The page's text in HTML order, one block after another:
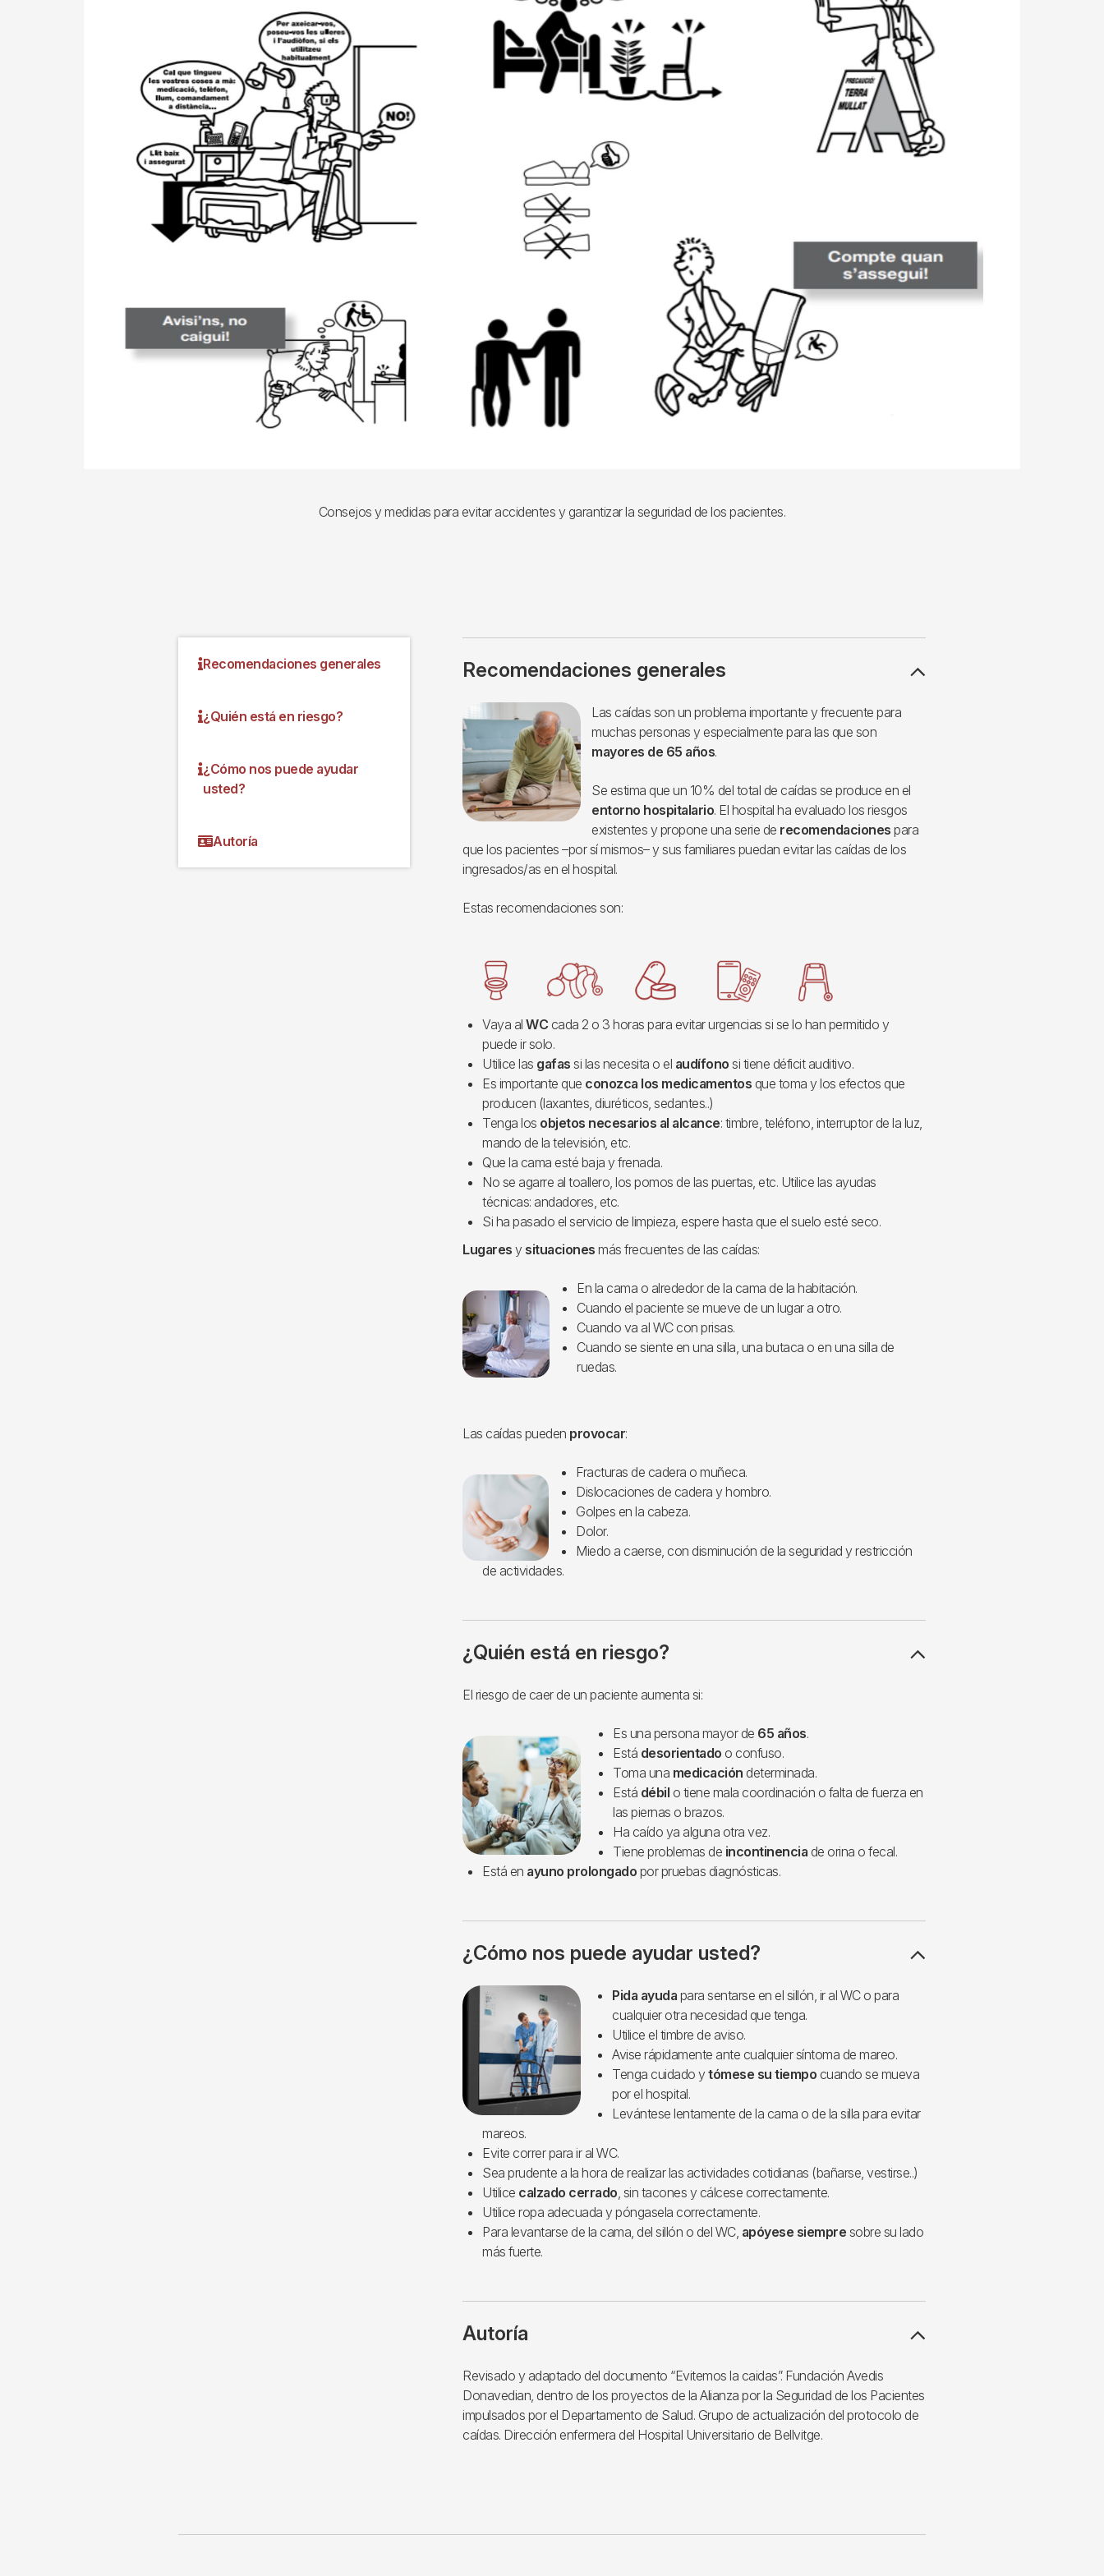
Consejos y medidas para evitar accidentes y garantizar la seguridad de los pacientes.
Recomendaciones generales
¿Quién está en riesgo?
¿Cómo nos puede ayudar
usted?
Autoría
Recomendaciones generales
Imagen
Las caídas son un problema importante y frecuente para
muchas personas y especialmente para las que son
mayores de 65 años.
Se estima que un 10% del total de caídas se produce en el
entorno hospitalario. El hospital ha evaluado los riesgos
existentes y propone una serie de recomendaciones para
que los pacientes –por sí mismos– y sus familiares puedan evitar las caídas de los
ingresados/as en el hospital.
Estas recomendaciones son:
Imagen
Vaya al WC cada 2 o 3 horas para evitar urgencias si se lo han permitido y
puede ir solo.
Utilice las gafas si las necesita o el audífono si tiene déficit auditivo.
Es importante que conozca los medicamentos que toma y los efectos que
producen (laxantes, diuréticos, sedantes..)
Tenga los objetos necesarios al alcance: timbre, teléfono, interruptor de la luz,
mando de la televisión, etc.
Que la cama esté baja y frenada.
No se agarre al toallero, los pomos de las puertas, etc. Utilice las ayudas
técnicas: andadores, etc.
Si ha pasado el servicio de limpieza, espere hasta que el suelo esté seco.
Lugares y situaciones más frecuentes de las caídas:
Imagen
En la cama o alrededor de la cama de la habitación.
Cuando el paciente se mueve de un lugar a otro.
Cuando va al WC con prisas.
Cuando se siente en una silla, una butaca o en una silla de
ruedas.
Las caídas pueden provocar:
Imagen
Fracturas de cadera o muñeca.
Dislocaciones de cadera y hombro.
Golpes en la cabeza.
Dolor.
Miedo a caerse, con disminución de la seguridad y restricción
de actividades.
¿Quién está en riesgo?
El riesgo de caer de un paciente aumenta si:
Imagen
Es una persona mayor de 65 años.
Está desorientado o confuso.
Toma una medicación determinada.
Está débil o tiene mala coordinación o falta de fuerza en
las piernas o brazos.
Ha caído ya alguna otra vez.
Tiene problemas de incontinencia de orina o fecal.
Está en ayuno prolongado por pruebas diagnósticas.
¿Cómo nos puede ayudar usted?
Imagen Pida ayuda para sentarse en el sillón, ir al WC o para
cualquier otra necesidad que tenga.
Utilice el timbre de aviso.
Avise rápidamente ante cualquier síntoma de mareo.
Tenga cuidado y tómese su tiempo cuando se mueva
por el hospital.
Levántese lentamente de la cama o de la silla para evitar
mareos.
Evite correr para ir al WC.
Sea prudente a la hora de realizar las actividades cotidianas (bañarse, vestirse..)
Utilice calzado cerrado , sin tacones y cálcese correctamente.
Utilice ropa adecuada y póngasela correctamente.
Para levantarse de la cama, del sillón o del WC, apóyese siempre sobre su lado
más fuerte.
Autoría
Revisado y adaptado del documento “Evitemos la caidas”. Fundación Avedis
Donavedian, dentro de los proyectos de la Alianza por la Seguridad de los Pacientes
impulsados por el Departamento de Salud. Grupo de actualización del protocolo de
caídas. Dirección enfermera del Hospital Universitario de Bellvitge.